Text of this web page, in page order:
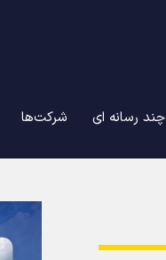
چند رسانه ای شرکت‌ها